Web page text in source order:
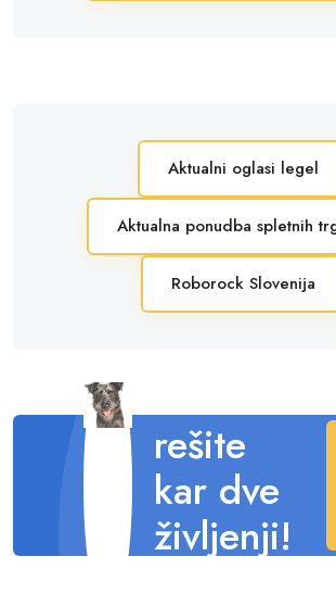
Aktualni oglasi legel
Aktualna ponudba spletnih
Roborock Slovenija
in s tem
rešite
kar dve
življenji!